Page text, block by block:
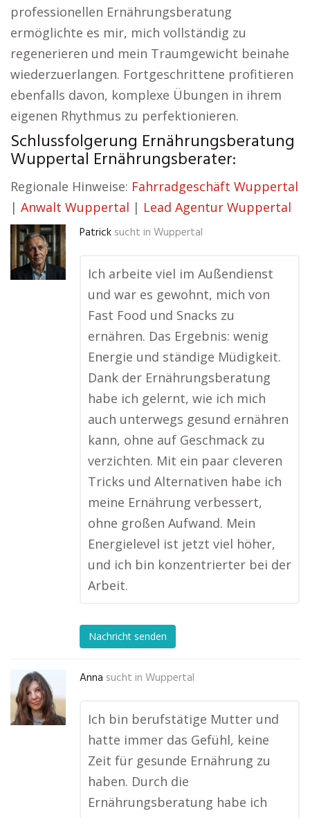
professionellen Ernährungsberatung
ermöglichte es mir, mich vollständig zu
regenerieren und mein Traumgewicht beinahe
wiederzuerlangen. Fortgeschrittene profitieren
ebenfalls davon, komplexe Übungen in ihrem
eigenen Rhythmus zu perfektionieren.
Schlussfolgerung Ernährungsberatung
Wuppertal Ernährungsberater:
Regionale Hinweise: Fahrradgeschäft Wuppertal
| Anwalt Wuppertal | Lead Agentur Wuppertal
Patrick sucht in Wuppertal
Ich arbeite viel im Außendienst
und war es gewohnt, mich von
Fast Food und Snacks zu
ernähren. Das Ergebnis: wenig
Energie und ständige Müdigkeit.
Dank der Ernährungsberatung
habe ich gelernt, wie ich mich
auch unterwegs gesund ernähren
kann, ohne auf Geschmack zu
verzichten. Mit ein paar cleveren
Tricks und Alternativen habe ich
meine Ernährung verbessert,
ohne großen Aufwand. Mein
Energielevel ist jetzt viel höher,
und ich bin konzentrierter bei der
Arbeit.
Nachricht senden
Anna sucht in Wuppertal
Ich bin berufstätige Mutter und
hatte immer das Gefühl, keine
Zeit für gesunde Ernährung zu
haben. Durch die
Ernährungsberatung habe ich